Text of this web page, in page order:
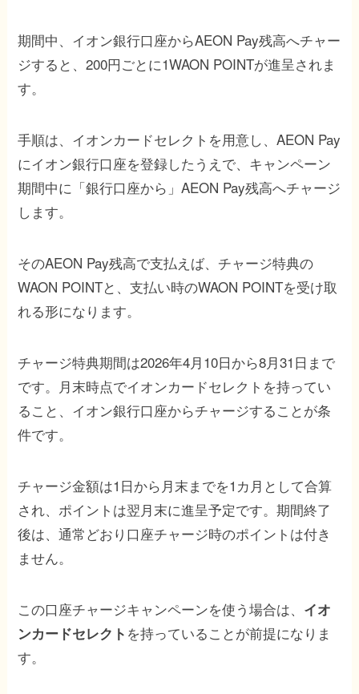
期間中、イオン銀行口座からAEON Pay残高へチャー
ジすると、200円ごとに1WAON POINTが進呈されま
す。
手順は、イオンカードセレクトを用意し、AEON Pay
にイオン銀行口座を登録したうえで、キャンペーン
期間中に「銀行口座から」AEON Pay残高へチャージ
します。
そのAEON Pay残高で支払えば、チャージ特典の
WAON POINTと、支払い時のWAON POINTを受け取
れる形になります。
チャージ特典期間は2026年4月10日から8月31日まで
です。月末時点でイオンカードセレクトを持ってい
ること、イオン銀行口座からチャージすることが条
件です。
チャージ金額は1日から月末までを1カ月として合算
され、ポイントは翌月末に進呈予定です。期間終了
後は、通常どおり口座チャージ時のポイントは付き
ません。
この口座チャージキャンペーンを使う場合は、 イオ
ンカードセレクト を持っていることが前提になりま
す。